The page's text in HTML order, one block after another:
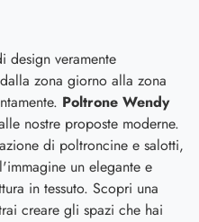
design veramente
zona giorno alla zona
Poltrone Wendy
nostre proposte moderne.
di poltroncine e salotti,
un elegante e
in tessuto. Scopri una
creare gli spazi che hai